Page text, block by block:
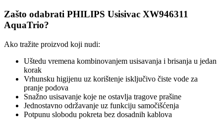
Zašto odabrati PHILIPS Usisivac XW946311
AquaTrio?
Ako tražite proizvod koji nudi:
Uštedu vremena kombinovanjem usisavanja i brisanja u jedan
korak
Vrhunsku higijenu uz korištenje isključivo čiste vode za
pranje podova
Snažno usisavanje koje ne ostavlja tragove prašine
Jednostavno održavanje uz funkciju samočišćenja
Potpunu slobodu pokreta bez dosadnih kablova